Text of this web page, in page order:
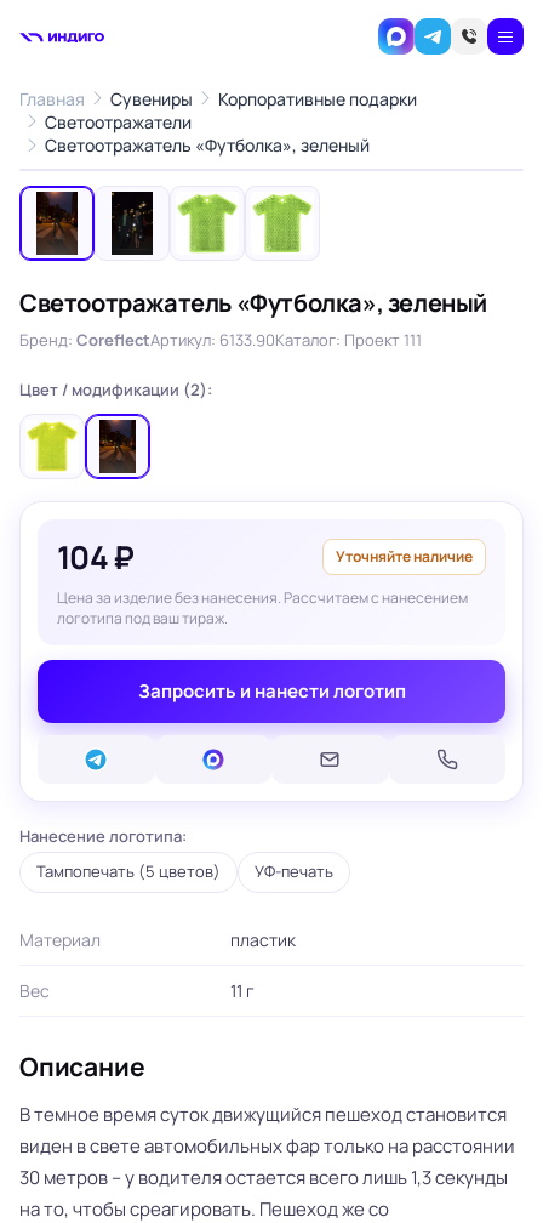
Главная Сувениры
Корпоративные подарки
Светоотражатели
Светоотражатель «Футболка», зеленый
‹ ›
Светоотражатель «Футболка», зеленый
Бренд: CoreflectАртикул: 6133.90Каталог: Проект 111
Цвет / модификации (2):
104 ₽ Уточняйте наличие
Цена за изделие без нанесения. Рассчитаем с нанесением
логотипа под ваш тираж.
Запросить и нанести логотип
Нанесение логотипа:
Тампопечать (5 цветов) УФ-печать
Материал пластик
Вес 11 г
Описание
В темное время суток движущийся пешеход становится
виден в свете автомобильных фар только на расстоянии
30 метров – у водителя остается всего лишь 1,3 секунды
на то, чтобы среагировать. Пешеход же со